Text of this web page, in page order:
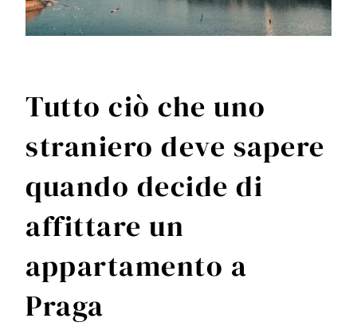
Tutto ciò che uno
straniero deve sapere
quando decide di
affittare un
appartamento a
Praga